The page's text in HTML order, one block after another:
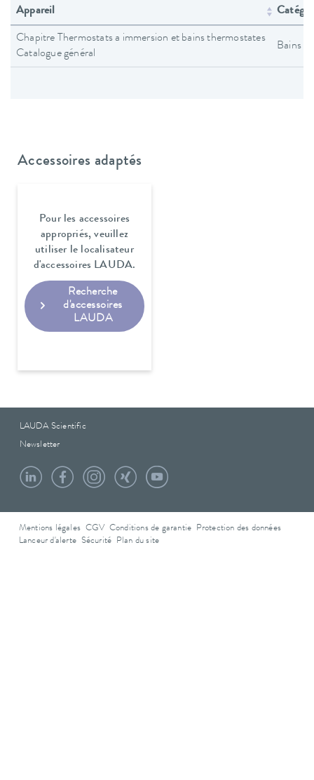
Appareil
Chapitre Thermostats a immersion et bains thermostates
Catalogue général
Bains
Accessoires adaptés
Pour les accessoires
appropriés, veuillez
utiliser le localisateur
d'accessoires LAUDA.
Recherche
d'accessoires
LAUDA
LAUDA Scientific
Newsletter
Mentions légales CGV Conditions de garantie
Protection des données
Lanceur d'alerte Sécurité Plan du site